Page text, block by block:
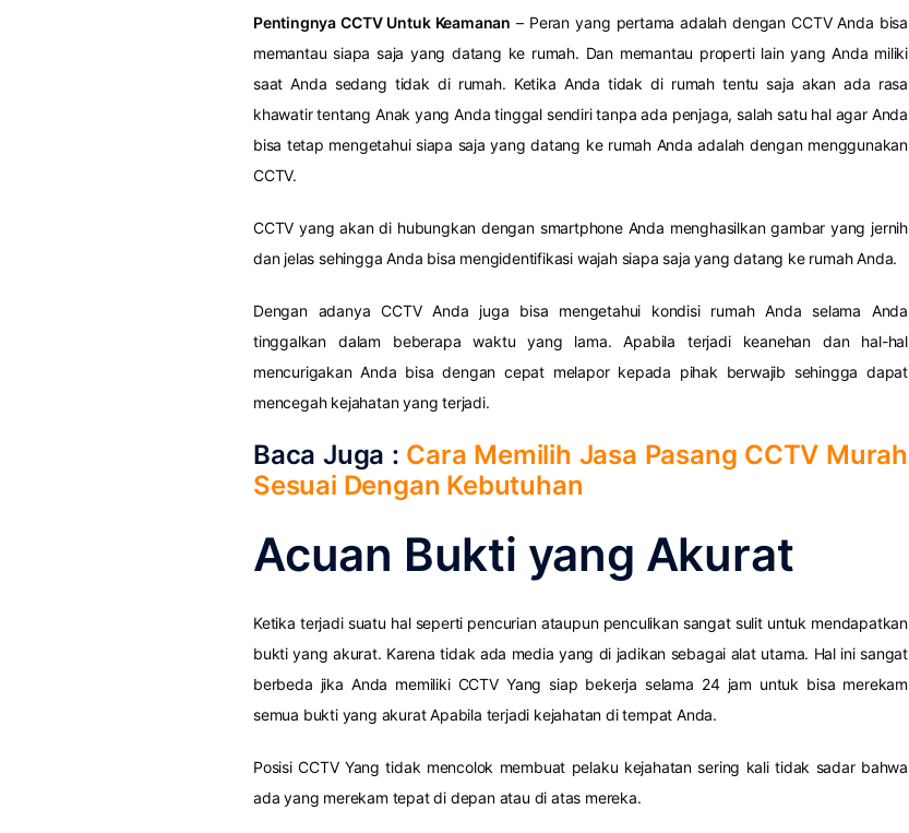
Pentingnya CCTV Untuk Keamanan – Peran yang pertama adalah dengan CCTV Anda bisa
memantau siapa saja yang datang ke rumah. Dan memantau properti lain yang Anda miliki
saat Anda sedang tidak di rumah. Ketika Anda tidak di rumah tentu saja akan ada rasa
khawatir tentang Anak yang Anda tinggal sendiri tanpa ada penjaga, salah satu hal agar Anda
bisa tetap mengetahui siapa saja yang datang ke rumah Anda adalah dengan menggunakan
CCTV.
CCTV yang akan di hubungkan dengan smartphone Anda menghasilkan gambar yang jernih
dan jelas sehingga Anda bisa mengidentifikasi wajah siapa saja yang datang ke rumah Anda.
Dengan adanya CCTV Anda juga bisa mengetahui kondisi rumah Anda selama Anda
tinggalkan dalam beberapa waktu yang lama. Apabila terjadi keanehan dan hal-hal
mencurigakan Anda bisa dengan cepat melapor kepada pihak berwajib sehingga dapat
mencegah kejahatan yang terjadi.
Baca Juga : Cara Memilih Jasa Pasang CCTV Murah
Sesuai Dengan Kebutuhan
Acuan Bukti yang Akurat
Ketika terjadi suatu hal seperti pencurian ataupun penculikan sangat sulit untuk mendapatkan
bukti yang akurat. Karena tidak ada media yang di jadikan sebagai alat utama. Hal ini sangat
berbeda jika Anda memiliki CCTV Yang siap bekerja selama 24 jam untuk bisa merekam
semua bukti yang akurat Apabila terjadi kejahatan di tempat Anda.
Posisi CCTV Yang tidak mencolok membuat pelaku kejahatan sering kali tidak sadar bahwa
ada yang merekam tepat di depan atau di atas mereka.